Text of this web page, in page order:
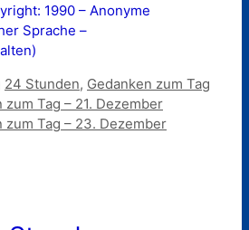
1990 – Anonyme
Sprache –
Schlagwörter
24 Stunden, Gedanken zum Tag
zum Tag – 21. Dezember
zum Tag – 23. Dezember